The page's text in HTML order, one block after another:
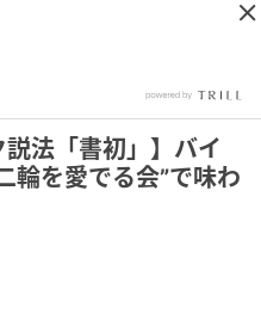
説法「書初」】バイ
輪を愛でる会”で味わ